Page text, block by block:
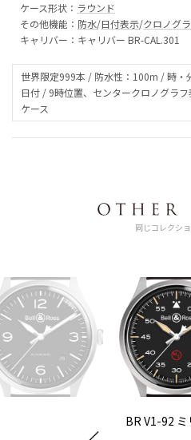
ケース形状： ラウンド
その他機能： 防水/日付表示/クロノグ
キャリバー：キャリバー BR-CAL.301
世界限定999本 / 防水性：100m / 時・
日付 / 9時位置、センタークロノグラ
ケース
同じコレクシ
BR V1-92